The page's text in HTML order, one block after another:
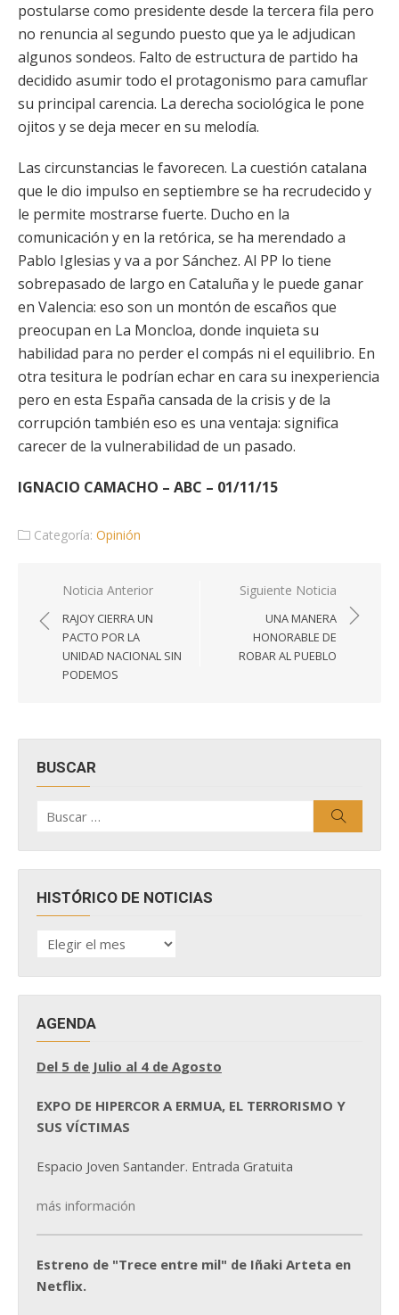
postularse como presidente desde la tercera fila pero
no renuncia al segundo puesto que ya le adjudican
algunos sondeos. Falto de estructura de partido ha
decidido asumir todo el protagonismo para camuflar
su principal carencia. La derecha sociológica le pone
ojitos y se deja mecer en su melodía.
Las circunstancias le favorecen. La cuestión catalana
que le dio impulso en septiembre se ha recrudecido y
le permite mostrarse fuerte. Ducho en la
comunicación y en la retórica, se ha merendado a
Pablo Iglesias y va a por Sánchez. Al PP lo tiene
sobrepasado de largo en Cataluña y le puede ganar
en Valencia: eso son un montón de escaños que
preocupan en La Moncloa, donde inquieta su
habilidad para no perder el compás ni el equilibrio. En
otra tesitura le podrían echar en cara su inexperiencia
pero en esta España cansada de la crisis y de la
corrupción también eso es una ventaja: significa
carecer de la vulnerabilidad de un pasado.
IGNACIO CAMACHO – ABC – 01/11/15
Categoría: Opinión
Navegación
de
entradas
Noticia Anterior
RAJOY CIERRA UN
PACTO POR LA
UNIDAD NACIONAL SIN
PODEMOS
Siguiente Noticia
UNA MANERA
HONORABLE DE
ROBAR AL PUEBLO
BUSCAR
por:
HISTÓRICO DE NOTICIAS
HISTÓRICO
DE
AGENDA
Del 5 de Julio al 4 de Agosto
EXPO DE HIPERCOR A ERMUA, EL TERRORISMO Y
SUS VÍCTIMAS
Espacio Joven Santander. Entrada Gratuita
más información
Estreno de "Trece entre mil" de Iñaki Arteta en
Netflix.